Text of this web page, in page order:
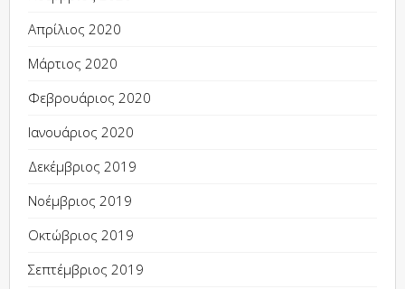
Απρίλιος 2020
Μάρτιος 2020
Φεβρουάριος 2020
Ιανουάριος 2020
Δεκέμβριος 2019
Νοέμβριος 2019
Οκτώβριος 2019
Σεπτέμβριος 2019